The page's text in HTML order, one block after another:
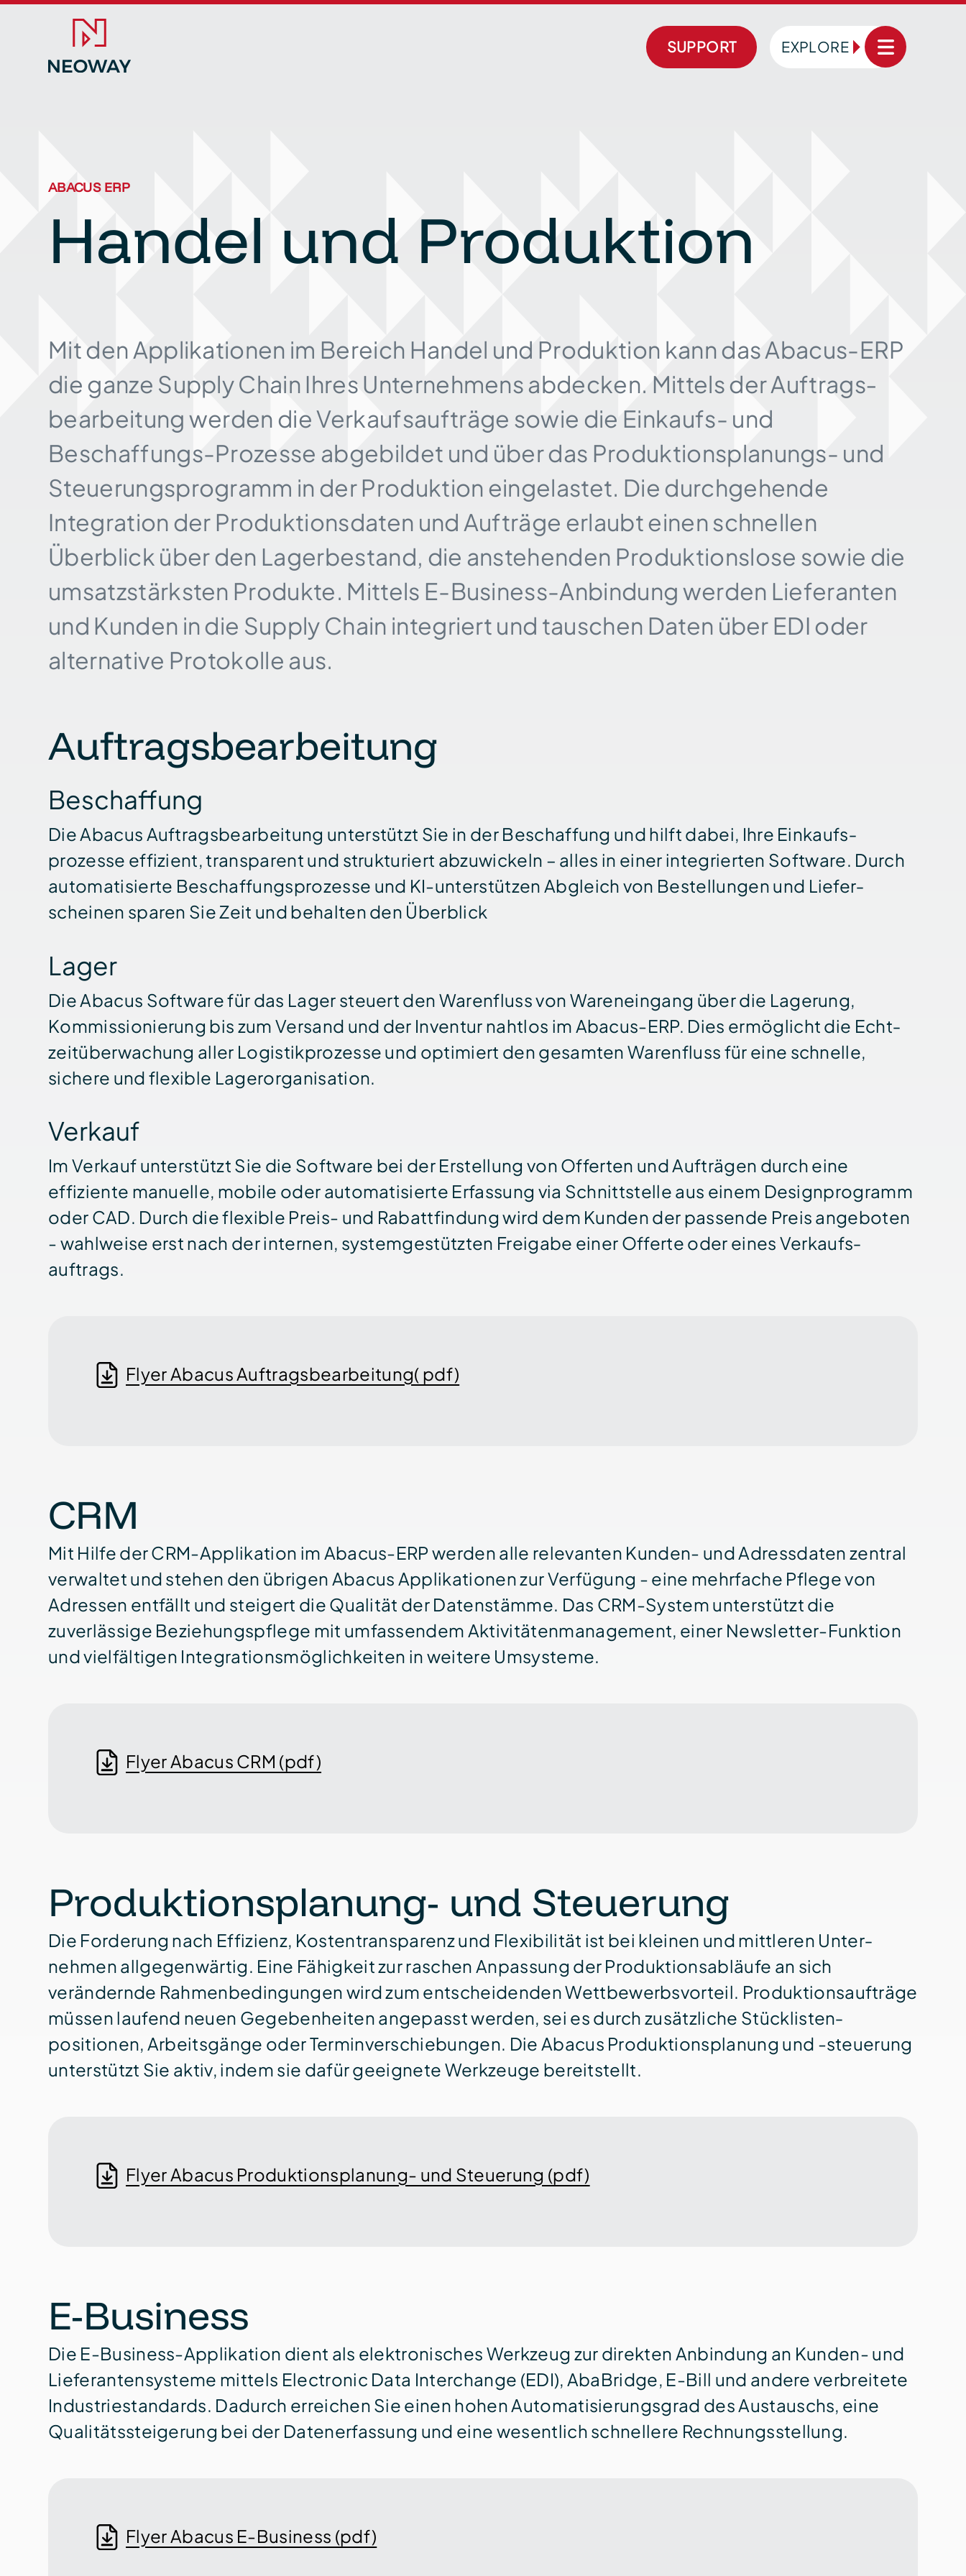
SUPPORT EXPLORE
ABACUS ERP
Handel und Produktion
Mit den Applikationen im Bereich Handel und Produktion kann das Abacus-ERP
die ganze Supply Chain Ihres Unter­nehmens abdecken. Mittels der Auftrags­
bearbei­tung werden die Verkaufs­auf­träge sowie die Einkaufs- und
Beschaffungs-Prozesse abgebildet und über das Produktions­planungs- und
Steuerungs­programm in der Produktion eingelastet. Die durch­gehende
Integration der Produktions­daten und Aufträge erlaubt einen schnellen
Überblick über den Lager­bestand, die anstehenden Produktions­lose sowie die
umsatz­stärksten Produkte. Mittels E-Business-Anbindung werden Lieferanten
und Kunden in die Supply Chain integriert und tauschen Daten über EDI oder
alternative Protokolle aus.
Auftragsbearbeitung
Beschaffung
Die Abacus Auftrags­bear­beitung unterstützt Sie in der Beschaffung und hilft dabei, Ihre Einkaufs­
prozesse effizient, transparent und strukturiert abzu­wickeln – alles in einer integrierten Soft­ware. Durch
automatisierte Beschaffungs­prozesse und KI-unterstützen Abgleich von Bestellungen und Liefer­
scheinen sparen Sie Zeit und behalten den Überblick
Lager
Die Abacus Software für das Lager steuert den Waren­fluss von Waren­eingang über die Lagerung,
Kommissio­nierung bis zum Versand und der Inventur nahtlos im Abacus-ERP. Dies ermöglicht die Echt­
zeit­über­wachung aller Logistik­prozesse und optimiert den gesamten Waren­fluss für eine schnelle,
sichere und flexible Lager­organisation.
Verkauf
Im Verkauf unterstützt Sie die Soft­ware bei der Erstellung von Offerten und Auft­rägen durch eine
effiziente manuelle, mobile oder automatisierte Er­fassung via Schnitts­telle aus einem Design­programm
oder CAD. Durch die flexible Preis- und Rabatt­findung wird dem Kunden der passende Preis angeboten
- wahl­weise erst nach der internen, system­gestützten Freigabe einer Offerte oder eines Verkaufs­
auftrags.
Flyer Abacus Auftragsbearbeitung( pdf)
CRM
Mit Hilfe der CRM-Applikation im Abacus-ERP werden alle relevanten Kunden- und Adress­daten zentral
verwaltet und stehen den übrigen Abacus Appli­kationen zur Verfügung - eine mehrfache Pflege von
Adressen entfällt und steigert die Qualität der Daten­stämme. Das CRM-System unterstützt die
zuverlässige Beziehungs­pflege mit umfassendem Aktivitäten­management, einer Newsletter-Funktion
und vielfältigen Integrations­möglich­keiten in weitere Umsysteme.
Flyer Abacus CRM (pdf)
Produktionsplanung- und Steuerung
Die Forderung nach Effizienz, Kosten­transparenz und Flexibilität ist bei kleinen und mittleren Unter­
nehmen allgegenwärtig. Eine Fähigkeit zur raschen Anpassung der Produktions­abläufe an sich
verändernde Rahmen­bedingungen wird zum entscheidenden Wett­bewerbs­vorteil. Produktions­aufträge
müssen laufend neuen Gegeben­heiten angepasst werden, sei es durch zusätzliche Stück­listen­
positionen, Arbeits­gänge oder Termin­verschiebungen. Die Abacus Produktions­planung und -steuerung
unterstützt Sie aktiv, indem sie dafür geeignete Werk­zeuge bereitstellt.
Flyer Abacus Produktionsplanung- und Steuerung (pdf)
E-Business
Die E-Business-Applikation dient als elektronisches Werk­zeug zur direkten Anbindung an Kunden- und
Lieferanten­systeme mittels Electronic Data Interchange (EDI), AbaBridge, E-Bill und andere verbreitete
Industrie­standards. Dadurch erreichen Sie einen hohen Auto­matisierungs­grad des Austauschs, eine
Qualitäts­steigerung bei der Daten­erfassung und eine wesentlich schnellere Rechnungs­stellung.
Flyer Abacus E-Business (pdf)